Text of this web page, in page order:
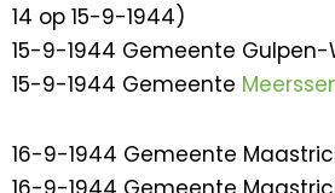
14 op 15-9-1944)
15-9-1944 Gemeente
15-9-1944 Gemeente
16-9-1944 Gemeente